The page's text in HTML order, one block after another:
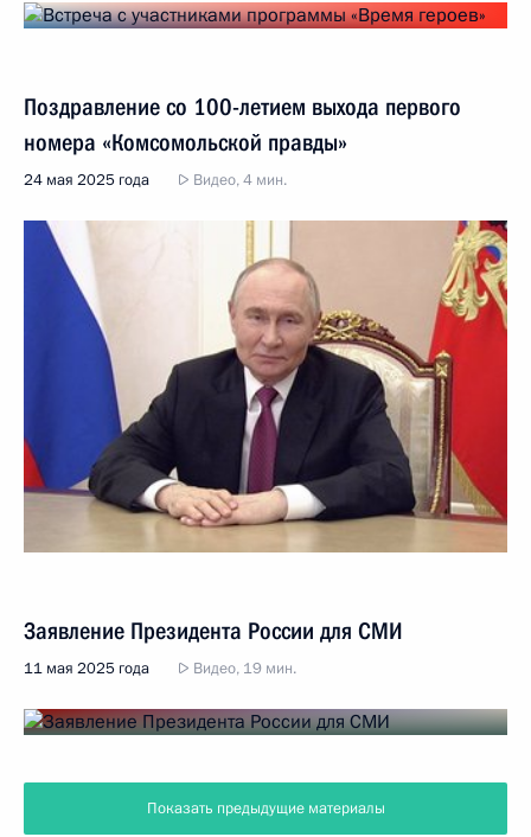
Поздравление со 100-летием выхода первого
номера «Комсомольской правды»
24 мая 2025 года Видео, 4 мин.
Заявление Президента России для СМИ
11 мая 2025 года Видео, 19 мин.
Показать предыдущие материалы